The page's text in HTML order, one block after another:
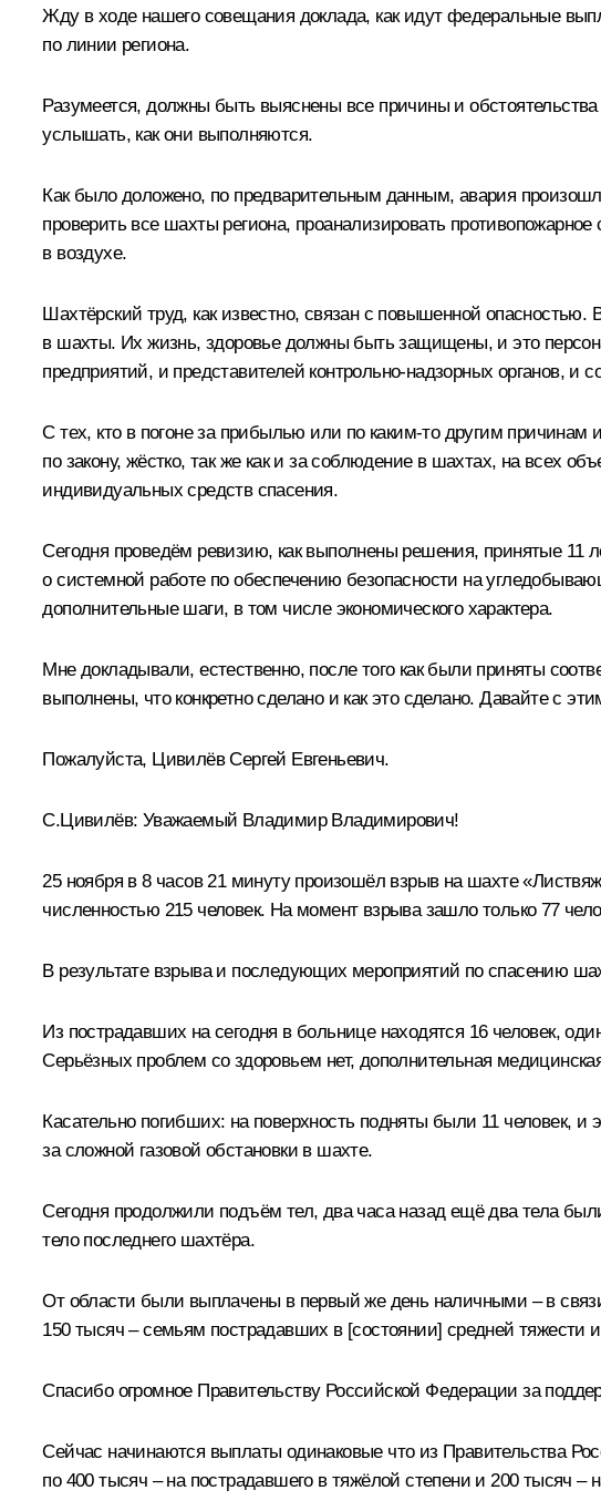
Жду в ходе нашего совещания доклада, как идут федеральные
по линии региона.
Разумеется, должны быть выяснены все причины и
услышать, как они выполняются.
Как было доложено, по предварительным данным, авария
проверить все шахты региона, проанализировать
в воздухе.
Шахтёрский труд, как известно, связан с повышенной
в шахты. Их жизнь, здоровье должны быть защищены, и это
предприятий, и представителей контрольно-надзорных органов, и
С тех, кто в погоне за прибылью или по каким-то другим причинам
по закону, жёстко, так же как и за соблюдение в шахтах, на всех
индивидуальных средств спасения.
Сегодня проведём ревизию, как выполнены решения, принятые 11
о системной работе по обеспечению безопасности на
дополнительные шаги, в том числе экономического характера.
Мне докладывали, естественно, после того как были приняты
выполнены, что конкретно сделано и как это сделано. Давайте с
Пожалуйста, Цивилёв Сергей Евгеньевич.
С.Цивилёв: Уважаемый Владимир Владимирович!
25 ноября в 8 часов 21 минуту произошёл взрыв на шахте
численностью 215 человек. На момент взрыва зашло только 77
В результате взрыва и последующих мероприятий по спасению
Из пострадавших на сегодня в больнице находятся 16 человек,
Серьёзных проблем со здоровьем нет, дополнительная
Касательно погибших: на поверхность подняты были 11 человек,
за сложной газовой обстановки в шахте.
Сегодня продолжили подъём тел, два часа назад ещё два тела
тело последнего шахтёра.
От области были выплачены в первый же день наличными – в
150 тысяч – семьям пострадавших в [состоянии] средней тяжести
Спасибо огромное Правительству Российской Федерации за
Сейчас начинаются выплаты одинаковые что из Правительства
по 400 тысяч – на пострадавшего в тяжёлой степени и 200 тысяч